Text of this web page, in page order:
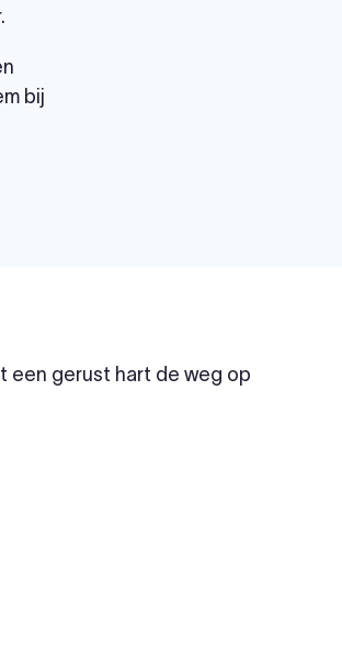
bij
een gerust hart de weg op